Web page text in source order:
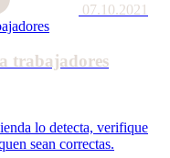
07.10.2021
trabajadores
lo detecta, verifique
sean correctas.